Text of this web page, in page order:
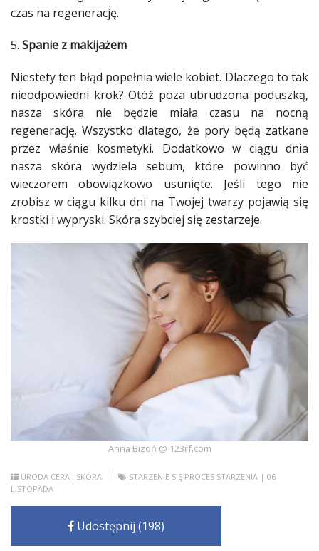
czas na regenerację.
5. Spanie z makijażem
Niestety ten błąd popełnia wiele kobiet. Dlaczego to tak
nieodpowiedni krok? Otóż poza ubrudzona poduszką,
nasza skóra nie będzie miała czasu na nocną
regenerację. Wszystko dlatego, że pory będą zatkane
przez właśnie kosmetyki. Dodatkowo w ciągu dnia
naszaskóra wydziela sebum, które powinno być
wieczorem obowiązkowo usunięte. Jeśli tego nie
zrobisz w ciągu kilku dni na Twojej twarzy pojawią się
krostki i wypryski. Skóra szybciej się zestarzeje.
Anna Bizoń @ 123rf.com
URODA CERA I SKÓRA STARZENIE SIĘ PROCES STARZENIA | 06
LISTOPADA
Udostępnij (198)